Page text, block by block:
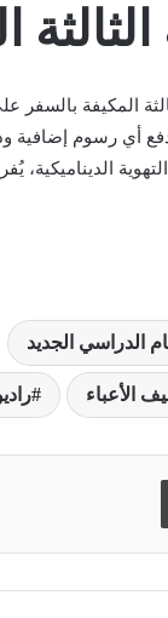
المكيفة بالسفر
دفع أي رسوم إضافية
الديناميكية،
الدراسي الجديد
الأعباء
طباعة